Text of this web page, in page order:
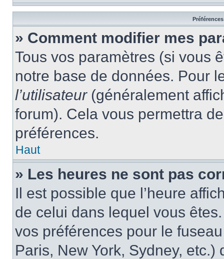
» Comment modifier mes
Tous vos paramètres (si vous
notre base de données. Pour
l’utilisateur(généralement
forum). Cela vous permettra
préférences.
Haut
» Les heures ne sont pas
Il est possible que l’heure
de celui dans lequel vous
vos préférences pour le
Paris, New York, Sydney, etc.)